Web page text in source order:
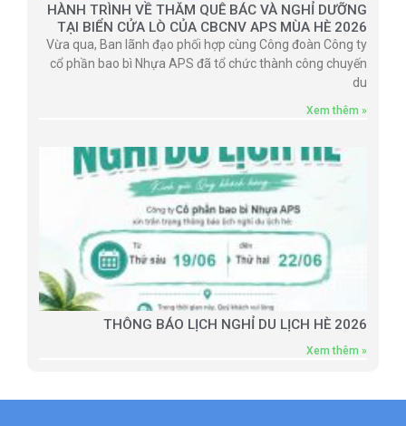
HÀNH TRÌNH VỀ THĂM QUÊ BÁC VÀ NGHỈ DƯỠNG
TẠI BIỂN CỬA LÒ CỦA CBCNV APS MÙA HÈ 2026
Vừa qua, Ban lãnh đạo phối hợp cùng Công đoàn Công ty
cổ phần bao bì Nhựa APS đã tổ chức thành công chuyến
du
Xem thêm »
THÔNG BÁO LỊCH NGHỈ DU LỊCH HÈ 2026
Xem thêm »